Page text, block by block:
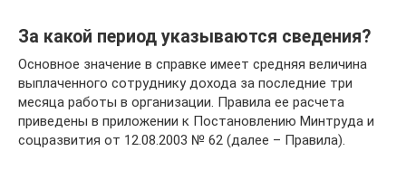
За какой период указываются сведения?
Основное значение в справке имеет средняя величина
выплаченного сотруднику дохода за последние три
месяца работы в организации. Правила ее расчета
приведены в приложении к Постановлению Минтруда и
соцразвития от 12.08.2003 № 62 (далее – Правила).